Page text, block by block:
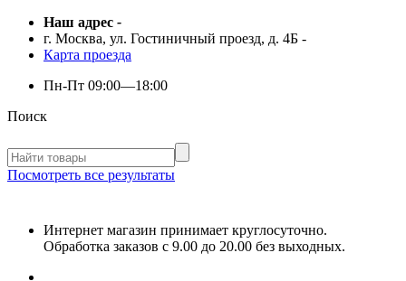
Наш адрес -
г. Москва, ул. Гостиничный проезд, д. 4Б -
Карта проезда
Пн-Пт 09:00—18:00
Поиск
Посмотреть все результаты
Интернет магазин принимает круглосуточно.
Обработка заказов с 9.00 до 20.00 без выходных.